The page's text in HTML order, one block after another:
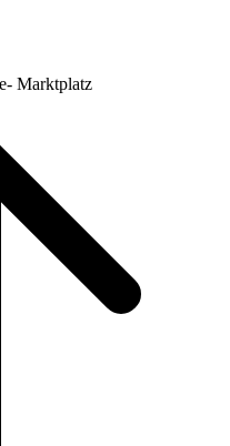
Marktplatz